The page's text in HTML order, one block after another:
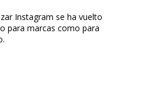
Instagram se ha vuelto
para marcas como para